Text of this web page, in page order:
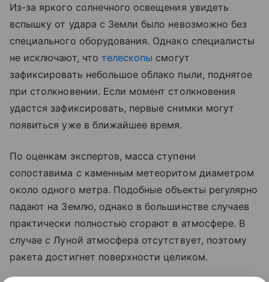
Из-за яркого солнечного освещения увидеть
вспышку от удара с Земли было невозможно без
специального оборудования. Однако специалисты
не исключают, что телескопы смогут
зафиксировать небольшое облако пыли, поднятое
при столкновении. Если момент столкновения
удастся зафиксировать, первые снимки могут
появиться уже в ближайшее время.
По оценкам экспертов, масса ступени
сопоставима с каменным метеоритом диаметром
около одного метра. Подобные объекты регулярно
падают на Землю, однако в большинстве случаев
практически полностью сгорают в атмосфере. В
случае с Луной атмосфера отсутствует, поэтому
ракета достигнет поверхности целиком.